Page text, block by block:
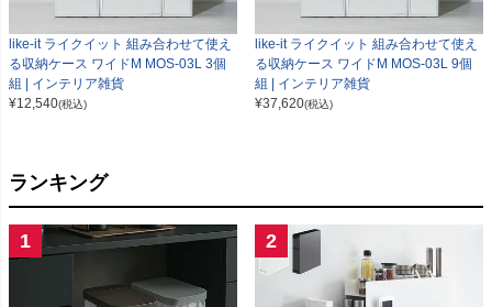
like-it ライクイット 組み合わせて使え
る収納ケース ワイドM MOS-03L 3個
組 | インテリア雑貨
¥12,540(税込)
like-it ライクイット 組み合わせて使え
る収納ケース ワイドM MOS-03L 9個
組 | インテリア雑貨
¥37,620(税込)
ランキング
1 2